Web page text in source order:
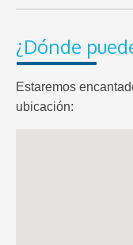
¿Dónde
Estaremos
ubicación: